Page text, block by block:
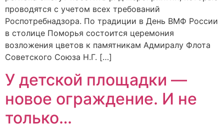
проводятся с учетом всех требований
Роспотребнадзора. По традиции в День ВМФ России
в столице Поморья состоится церемония
возложения цветов к памятникам Адмиралу Флота
Советского Союза Н.Г. […]
У детской площадки —
новое ограждение. И не
только…